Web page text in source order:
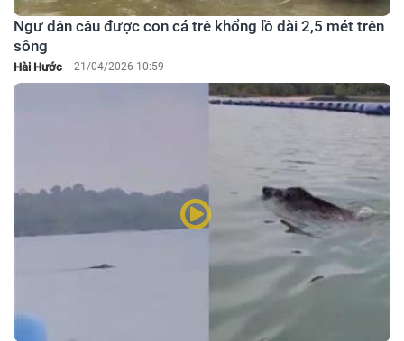
Ngư dân câu được con cá trê khổng lồ dài 2,5 mét trên
sông
Hài Hước - 21/04/2026 10:59